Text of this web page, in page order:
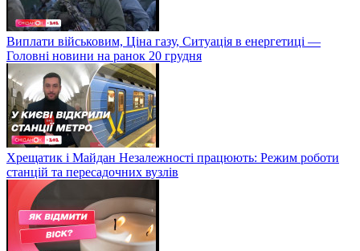
Виплати військовим, Ціна газу, Ситуація в енергетиці —
Головні новини на ранок 20 грудня
Хрещатик і Майдан Незалежності працюють: Режим роботи
станцій та пересадочних вузлів